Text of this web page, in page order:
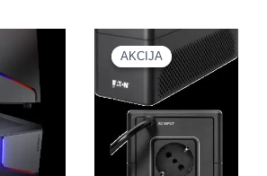
AKCIJA
AKCIJA